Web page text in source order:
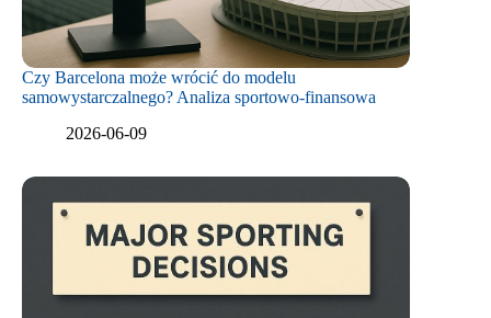
Czy Barcelona może wrócić do modelu
samowystarczalnego? Analiza sportowo-finansowa
2026-06-09